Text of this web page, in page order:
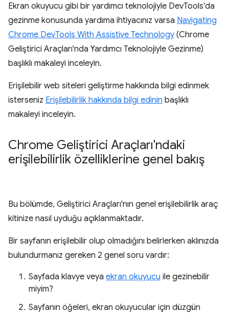
Ekran okuyucu gibi bir yardımcı teknolojiyle DevTools'da
gezinme konusunda yardıma ihtiyacınız varsa Navigating
Chrome DevTools With Assistive Technology (Chrome
Geliştirici Araçları'nda Yardımcı Teknolojiyle Gezinme)
başlıklı makaleyi inceleyin.
Erişilebilir web siteleri geliştirme hakkında bilgi edinmek
isterseniz Erişilebilirlik hakkında bilgi edinin başlıklı
makaleyi inceleyin.
Chrome Geliştirici Araçları'ndaki
erişilebilirlik özelliklerine genel bakış
Bu bölümde, Geliştirici Araçları'nın genel erişilebilirlik araç
kitinize nasıl uyduğu açıklanmaktadır.
Bir sayfanın erişilebilir olup olmadığını belirlerken aklınızda
bulundurmanız gereken 2 genel soru vardır:
Sayfada klavye veya ekran okuyucu ile gezinebilir
miyim?
Sayfanın öğeleri, ekran okuyucular için düzgün